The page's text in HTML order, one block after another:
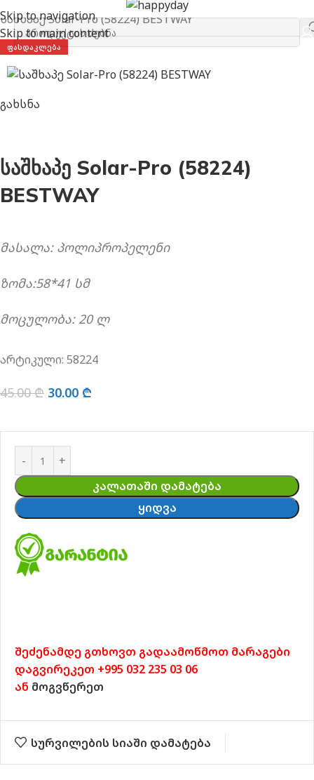
Skip to navigation
Skip to main content
საშხაპე Solar-Pro (58224) BESTWAY
ᲤᲐᲡᲓᲐᲙᲚᲔᲑᲐ
გახსნა
საშხაპე Solar-Pro (58224)
BESTWAY
მასალა: პოლიპროპელენი
ზომა:58*41 სმ
მოცულობა: 20 ლ
არტიკული: 58224
45.00₾ 30.00 ₾
ᲙᲐᲚᲐᲗᲐᲨᲘ ᲓᲐᲛᲐᲢᲔᲑᲐ
ᲧᲘᲓᲕᲐ
შეძენამდე გთხოვთ გადაამოწმოთ მარაგები
დაგვირეკეთ +995 032 235 03 06
ან მოგვწერეთ
სურვილების სიაში დამატება